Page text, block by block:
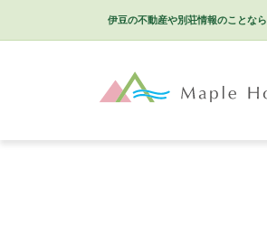
伊豆の不動産や別荘情報のことなら